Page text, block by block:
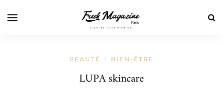
BEAUTÉ / BIEN-ÊTRE
LUPA skincare